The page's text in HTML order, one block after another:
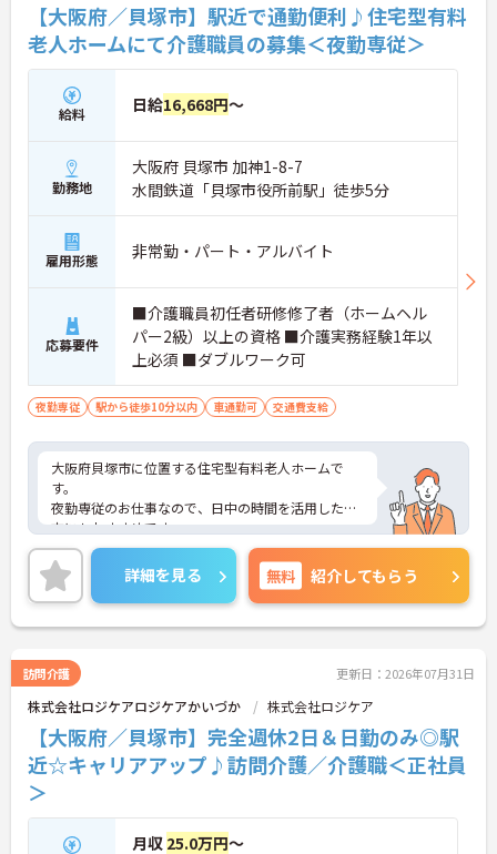
【大阪府／貝塚市】駅近で通勤便利♪住宅型有料
老人ホームにて介護職員の募集＜夜勤専従＞
給料 日給16,668円～
勤務地
大阪府 貝塚市 加神1-8-7
水間鉄道「貝塚市役所前駅」徒歩5分
雇用形態 非常勤・パート・アルバイト
応募要件
■介護職員初任者研修修了者（ホームヘル
パー2級）以上の資格 ■介護実務経験1年以
上必須 ■ダブルワーク可
夜勤専従 駅から徒歩10分以内 車通勤可 交通費支給
大阪府貝塚市に位置する住宅型有料老人ホームで
す。
夜勤専従のお仕事なので、日中の時間を活用したい
方にもおすすめです。
最寄り駅より徒歩圏内と好立地にあるので、通勤の
ストレスが少ないのも嬉しいポイントです。
ご興味をお持ちの方はお気軽にお問い合わせくださ
い。
詳細を見る 無料 紹介してもらう
訪問介護 更新日：2026年07月31日
株式会社ロジケアロジケアかいづか 株式会社ロジケア
【大阪府／貝塚市】完全週休2日＆日勤のみ◎駅
近☆キャリアアップ♪訪問介護／介護職＜正社員
＞
月収 25.0万円～